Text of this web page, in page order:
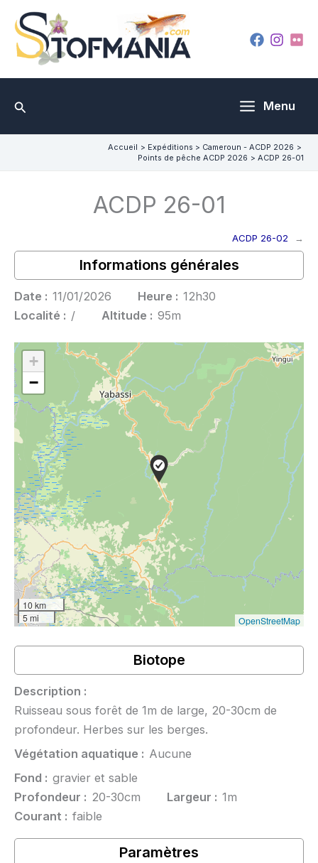
contenu
Rechercher Menu
Accueil Expéditions
Cameroun - ACDP 2026
Points de pêche ACDP 2026
ACDP 26-01
ACDP 26-01
ACDP 26-02 →
Informations générales
Date : 11/01/2026 Heure : 12h30
Localité : / Altitude : 95m
+
−
10 km
5 mi
OpenStreetMap
Biotope
Description :
Ruisseau sous forêt de 1m de large, 20-30cm de
profondeur. Herbes sur les berges.
Végétation aquatique : Aucune
Fond : gravier et sable
Profondeur : 20-30cm Largeur : 1m
Courant : faible
Paramètres